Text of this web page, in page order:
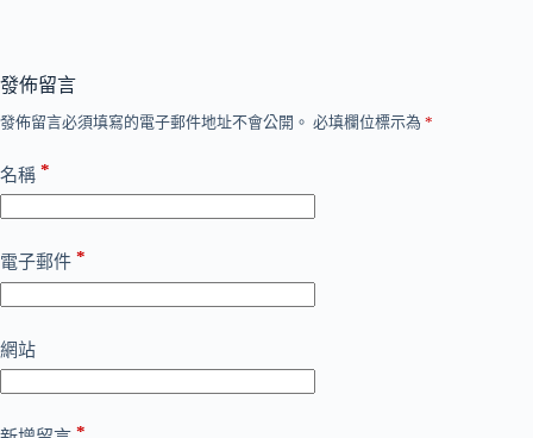
發佈留言
發佈留言必須填寫的電子郵件地址不會公開。 必填欄位標示為 *
名稱 *
電子郵件 *
網站
*